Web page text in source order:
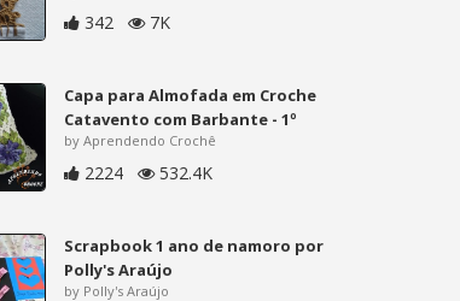
342 7K
Capa para Almofada em Croche
Catavento com Barbante - 1º
by Aprendendo Crochê
2224 532.4K
Scrapbook 1 ano de namoro por
Polly's Araújo
by Polly's Araújo